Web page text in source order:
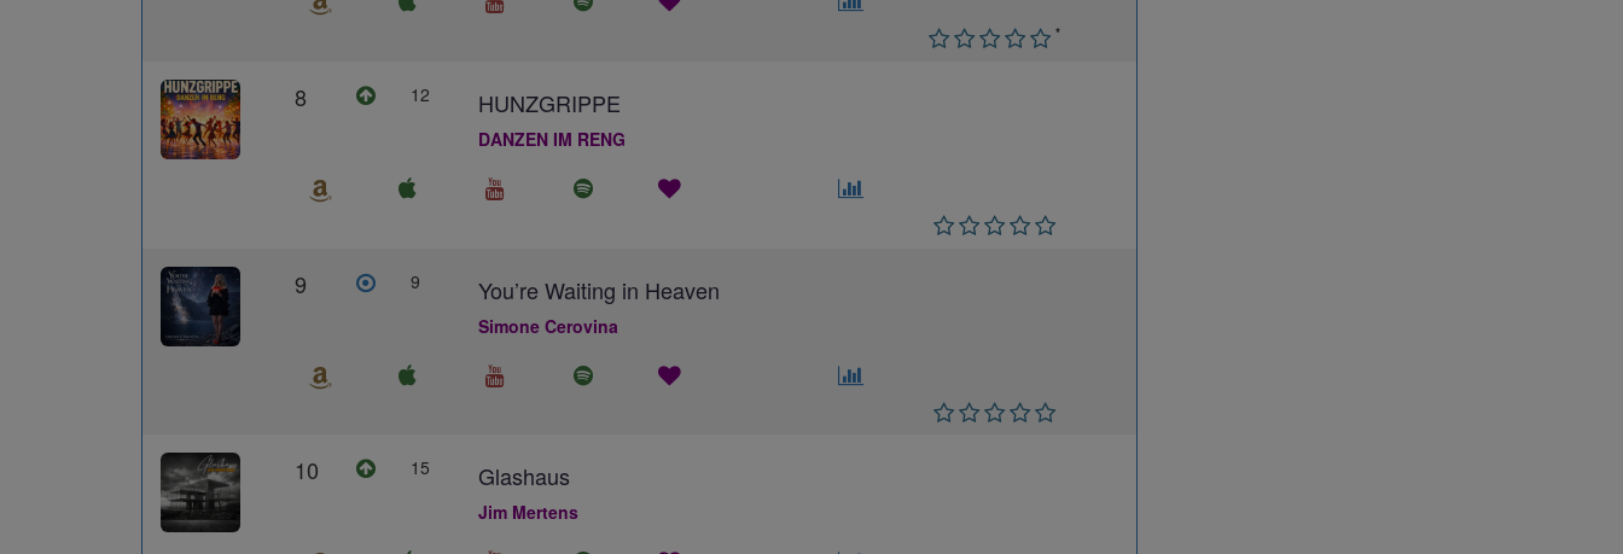
*
8 12 HUNZGRIPPE
DANZEN IM RENG
9 9 You’re Waiting in Heaven
Simone Cerovina
10 15 Glashaus
Jim Mertens